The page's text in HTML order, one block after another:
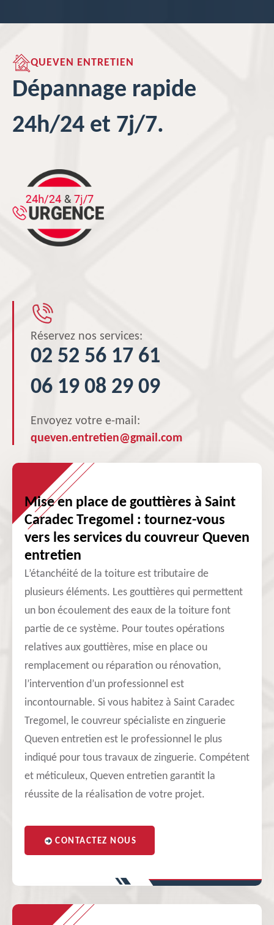
QUEVEN ENTRETIEN
Dépannage rapide
24h/24 et 7j/7.
Réservez nos services:
02 52 56 17 61
06 19 08 29 09
Envoyez votre e-mail:
queven.entretien@gmail.com
Mise en place de gouttières à Saint
Caradec Tregomel : tournez-vous
vers les services du couvreur Queven
entretien
L’étanchéité de la toiture est tributaire de
plusieurs éléments. Les gouttières qui permettent
un bon écoulement des eaux de la toiture font
partie de ce système. Pour toutes opérations
relatives aux gouttières, mise en place ou
remplacement ou réparation ou rénovation,
l’intervention d’un professionnel est
incontournable. Si vous habitez à Saint Caradec
Tregomel, le couvreur spécialiste en zinguerie
Queven entretien est le professionnel le plus
indiqué pour tous travaux de zinguerie. Compétent
et méticuleux, Queven entretien garantit la
réussite de la réalisation de votre projet.
CONTACTEZ NOUS